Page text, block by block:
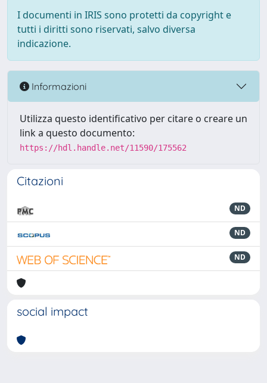
I documenti in IRIS sono protetti da copyright e
tutti i diritti sono riservati, salvo diversa
indicazione.
Informazioni
Utilizza questo identificativo per citare o creare un
link a questo documento:
https://hdl.handle.net/11590/175562
Citazioni
ND
ND
ND
social impact